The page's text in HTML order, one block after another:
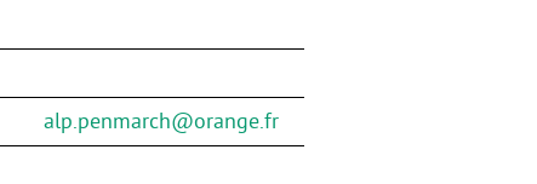
alp.penmarch@orange.fr